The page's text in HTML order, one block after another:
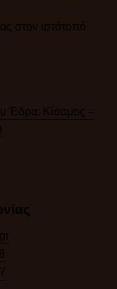
στον ιστότοπό
Έδρα: Κίσαμος –